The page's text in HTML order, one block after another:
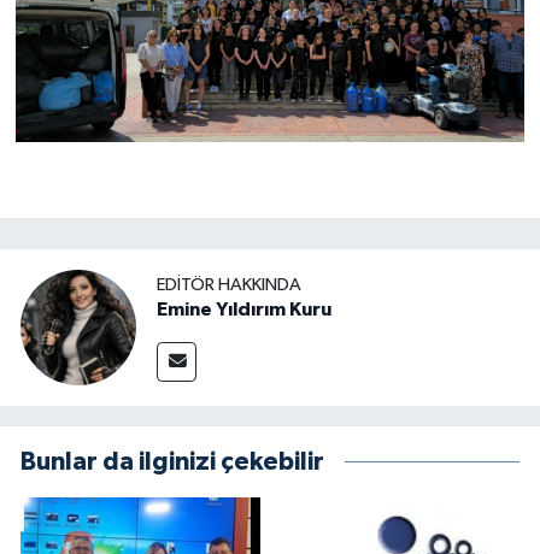
EDITÖR HAKKINDA
Emine Yıldırım Kuru
Bunlar da ilginizi çekebilir